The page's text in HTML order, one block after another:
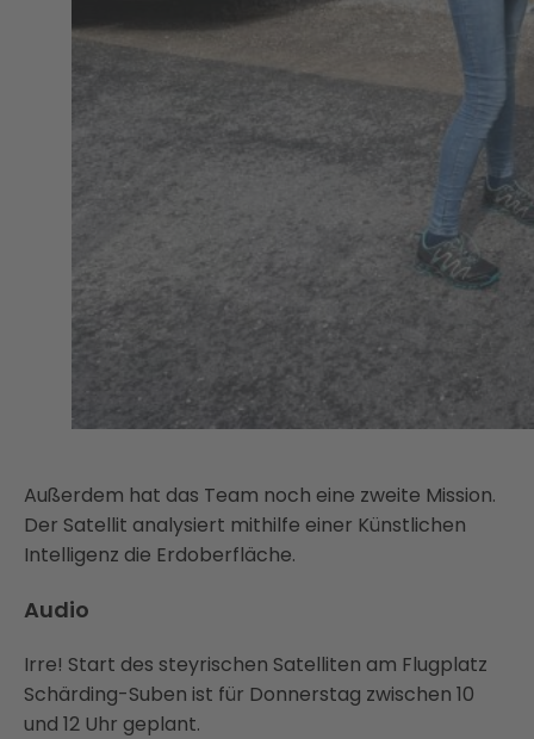
Außerdem hat das Team noch eine zweite Mission.
Der Satellit analysiert mithilfe einer Künstlichen
Intelligenz die Erdoberfläche.
Audio
Irre! Start des steyrischen Satelliten am Flugplatz
Schärding-Suben ist für Donnerstag zwischen 10
und 12 Uhr geplant.